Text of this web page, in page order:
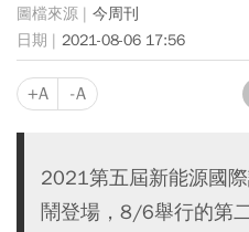
今周刊
2021-08-06 17:56
+A -A
2021第五屆新能源國
鬧登場，8/6舉行的第